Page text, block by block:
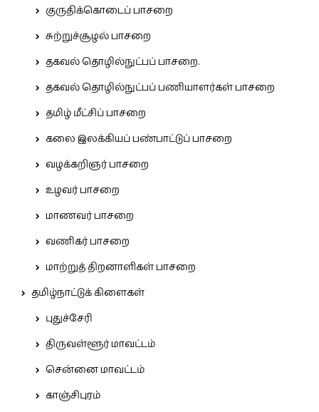
குருதிக்கொடைப் பாசறை
சுற்றுச்சூழல் பாசறை
தகவல் தொழில்நுட்பப் பாசறை.
தகவல் தொழில்நுட்பப் பணியாளர்கள் பாசறை
தமிழ் மீட்சிப் பாசறை
கலை இலக்கியப் பண்பாட்டுப் பாசறை
வழக்கறிஞர் பாசறை
உழவர் பாசறை
மாணவர் பாசறை
வணிகர் பாசறை
மாற்றுத் திறனாளிகள் பாசறை
தமிழ்நாட்டுக் கிளைகள்
புதுச்சேரி
திருவள்ளூர் மாவட்டம்
சென்னை மாவட்டம்
காஞ்சிபுரம்